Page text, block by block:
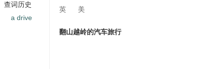
英 美
翻山越岭的汽车旅行
查词历史
a drive